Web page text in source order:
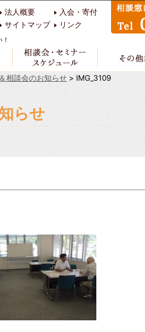
入会・寄付
法人概要
リンク
サイトマップ
相談会のお知らせ > IMG_3109
らせ